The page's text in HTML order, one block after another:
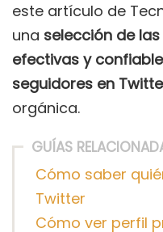
este artículo de
una selección de
efectivas y
seguidores en
orgánica.
GUÍAS
Cómo saber
Twitter
Cómo ver perfil